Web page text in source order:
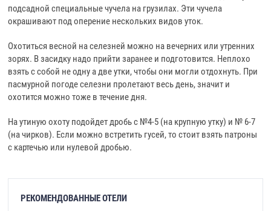
подсадной специальные чучела на грузилах. Эти чучела
окрашивают под оперение нескольких видов уток.
Охотиться весной на селезней можно на вечерних или утренних
зорях. В засидку надо прийти заранее и подготовится. Неплохо
взять с собой не одну а две утки, чтобы они могли отдохнуть. При
пасмурной погоде селезни пролетают весь день, значит и
охотится можно тоже в течение дня.
На утиную охоту подойдет дробь с №4-5 (на крупную утку) и № 6-7
(на чирков). Если можно встретить гусей, то стоит взять патроны
с картечью или нулевой дробью.
РЕКОМЕНДОВАННЫЕ ОТЕЛИ